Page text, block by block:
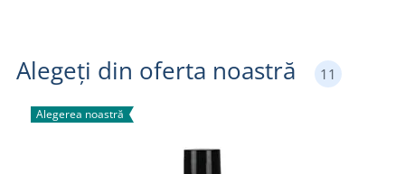
Alegeți din oferta noastră 11
Alegerea noastră